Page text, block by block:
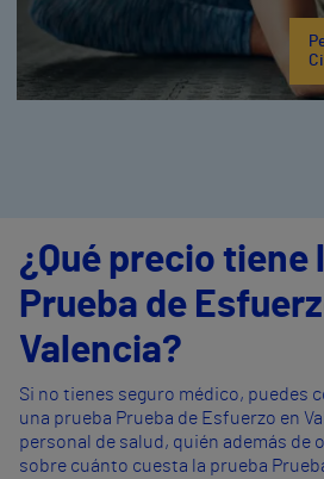
¿Qué precio tiene
Prueba de
Valencia?
Si no tienes seguro médico, puedes
una prueba Prueba de Esfuerzo en
personal de salud, quién además de
sobre cuánto cuesta la prueba